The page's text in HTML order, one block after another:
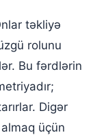
təkliyə
rolunu
Bu fərdlərin
Digər
üçün